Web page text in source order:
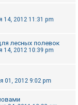
14, 2012 11:31 pm
лесных полевок
14, 2012 10:39 pm
01, 2012 9:02 pm